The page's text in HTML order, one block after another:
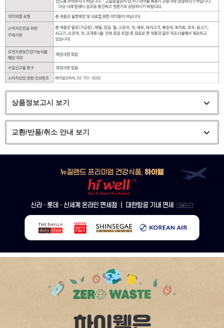
상품정보고시 보기
교환/반품/취소 안내 보기